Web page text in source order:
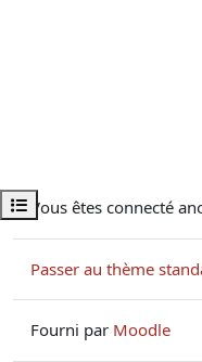
Ouvrir l’index du cours
Vous êtes connecté
Passer au thème
Fourni par Moodle